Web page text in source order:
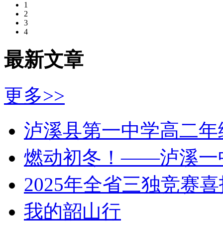
1
2
3
4
最新文章
更多>>
泸溪县第一中学高二
燃动初冬！——泸溪
2025年全省三独竞赛
我的韶山行